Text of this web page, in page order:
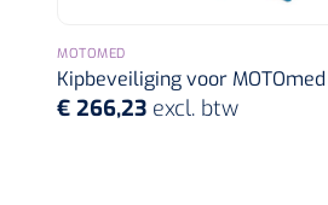
Software
Steriele velden
MOTOMED
Kipbeveiliging voor
€ 266,23 excl. btw